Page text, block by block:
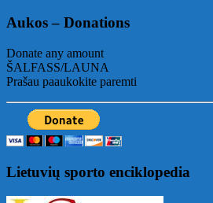
Aukos – Donations
Donate any amount
ŠALFASS/LAUNA
Prašau paaukokite paremti
Lietuvių sporto enciklopedia